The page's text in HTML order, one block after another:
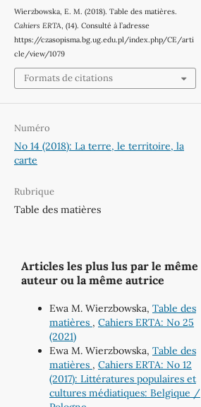
Wierzbowska, E. M. (2018). Table des matières.
Cahiers ERTA , (14). Consulté à l’adresse
https://czasopisma.bg.ug.edu.pl/index.php/CE/arti
cle/view/1079
Formats de citations
Numéro
No 14 (2018): La terre, le territoire, la
carte
Rubrique
Table des matières
Articles les plus lus par le même
auteur ou la même autrice
Ewa M. Wierzbowska, Table des
matières , Cahiers ERTA: No 25
(2021)
Ewa M. Wierzbowska, Table des
matières , Cahiers ERTA: No 12
(2017): Littératures populaires et
cultures médiatiques: Belgique /